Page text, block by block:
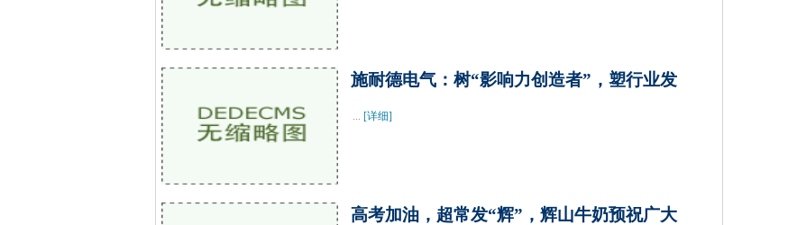
施耐德电气：树“影响力创造者”，塑行业发
... [详细]
高考加油，超常发“辉”，辉山牛奶预祝广大